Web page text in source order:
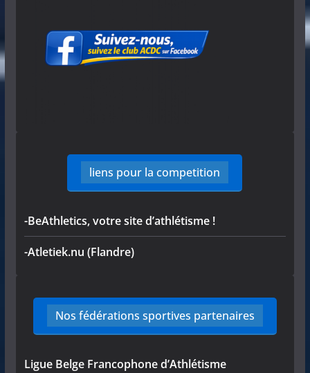
liens pour la competition
-BeAthletics, votre site d’athlétisme !
-Atletiek.nu (Flandre)
Nos fédérations sportives partenaires
Ligue Belge Francophone d’Athlétisme